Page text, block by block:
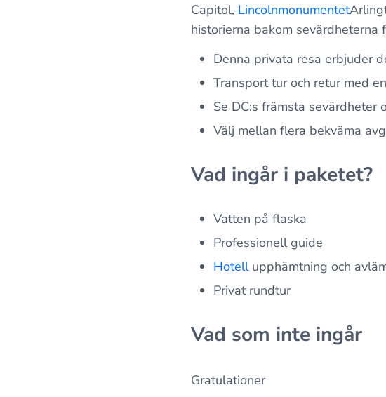
Capitol, Lincolnmonumentet
historierna bakom sevärdheterna
Denna privata resa erbjuder
Transport tur och retur med
Se DC:s främsta sevärdheter
Välj mellan flera bekväma
Vad ingår i paketet?
Vatten på flaska
Professionell guide
Hotellupphämtning och
Privat rundtur
Vad som inte ingår
Gratulationer